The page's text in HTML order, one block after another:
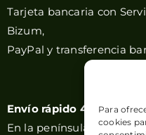
Para
cookies
Tarjeta bancaria con
Bizum,
PayPal y transferencia
Envío rápido 48h
En la península, y correos